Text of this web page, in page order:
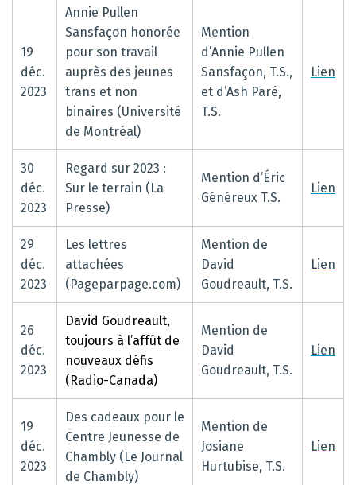
19
déc.
2023
Annie Pullen
Sansfaçon honorée
pour son travail
auprès des jeunes
trans et non
binaires (Université
de Montréal)
Mention
d’Annie Pullen
Sansfaçon, T.S.,
et d’Ash Paré,
T.S.
Lien
30
déc.
2023
Regard sur 2023 :
Sur le terrain (La
Presse)
Mention d’Éric
Généreux T.S.
Lien
29
déc.
2023
Les lettres
attachées
(Pageparpage.com)
Mention de
David
Goudreault, T.S.
Lien
26
déc.
2023
David Goudreault,
toujours à l’affût de
nouveaux défis
(Radio-Canada)
Mention de
David
Goudreault, T.S.
Lien
19
déc.
2023
Des cadeaux pour le
Centre Jeunesse de
Chambly (Le Journal
de Chambly)
Mention de
Josiane
Hurtubise, T.S.
Lien